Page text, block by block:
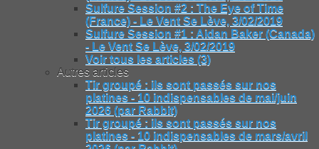
Sulfure Session #2 : The Eye of Time
(France) - Le Vent Se Lève, 3/02/2019
Sulfure Session #1 : Aidan Baker (Canada)
- Le Vent Se Lève, 3/02/2019
Voir tous les articles (3)
Autres articles
Tir groupé : ils sont passés sur nos
platines - 10 indispensables de mai/juin
2026 (par Rabbit)
Tir groupé : ils sont passés sur nos
platines - 10 indispensables de mars/avril